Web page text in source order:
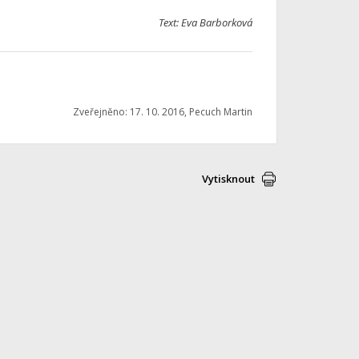
Text: Eva Barborková
Zveřejněno: 17. 10. 2016, Pecuch Martin
Vytisknout